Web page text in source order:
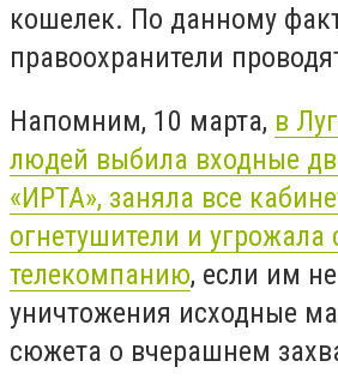
кошелек. По данному
правоохранители
Напомним, 10 марта, в
людей выбила входные
«ИРТА», заняла все
огнетушители и угрожала
телекомпанию, если им
уничтожения исходные
сюжета о вчерашнем